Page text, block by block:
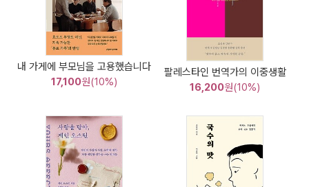
내 가게에 부모님을 고용했습니다
17,100원(10%)
팔레스타인 번역가의 이중생활
16,200원(10%)